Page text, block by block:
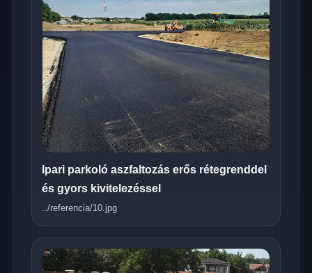
Ipari parkoló aszfaltozás erős rétegrenddel
és gyors kivitelezéssel
../referencia/10.jpg